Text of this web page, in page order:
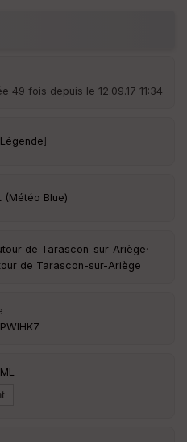
r
d
fois depuis le 12.09.17 11:34
Légende]
Blue)
de Tarascon-sur-Ariège·
de Tarascon-sur-Ariège